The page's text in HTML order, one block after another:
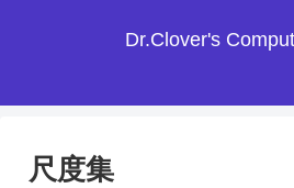
Dr.Clover's
尺度集